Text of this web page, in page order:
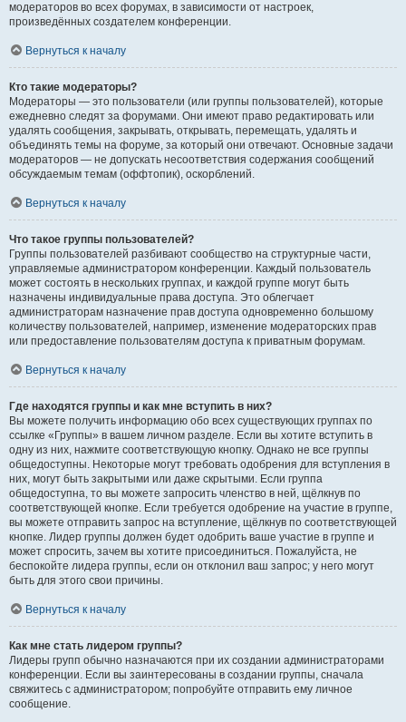
модераторов во всех форумах, в зависимости от настроек,
произведённых создателем конференции.
Вернуться к началу
Кто такие модераторы?
Модераторы — это пользователи (или группы пользователей), которые
ежедневно следят за форумами. Они имеют право редактировать или
удалять сообщения, закрывать, открывать, перемещать, удалять и
объединять темы на форуме, за который они отвечают. Основные задачи
модераторов — не допускать несоответствия содержания сообщений
обсуждаемым темам (оффтопик), оскорблений.
Вернуться к началу
Что такое группы пользователей?
Группы пользователей разбивают сообщество на структурные части,
управляемые администратором конференции. Каждый пользователь
может состоять в нескольких группах, и каждой группе могут быть
назначены индивидуальные права доступа. Это облегчает
администраторам назначение прав доступа одновременно большому
количеству пользователей, например, изменение модераторских прав
или предоставление пользователям доступа к приватным форумам.
Вернуться к началу
Где находятся группы и как мне вступить в них?
Вы можете получить информацию обо всех существующих группах по
ссылке «Группы» в вашем личном разделе. Если вы хотите вступить в
одну из них, нажмите соответствующую кнопку. Однако не все группы
общедоступны. Некоторые могут требовать одобрения для вступления в
них, могут быть закрытыми или даже скрытыми. Если группа
общедоступна, то вы можете запросить членство в ней, щёлкнув по
соответствующей кнопке. Если требуется одобрение на участие в группе,
вы можете отправить запрос на вступление, щёлкнув по соответствующей
кнопке. Лидер группы должен будет одобрить ваше участие в группе и
может спросить, зачем вы хотите присоединиться. Пожалуйста, не
беспокойте лидера группы, если он отклонил ваш запрос; у него могут
быть для этого свои причины.
Вернуться к началу
Как мне стать лидером группы?
Лидеры групп обычно назначаются при их создании администраторами
конференции. Если вы заинтересованы в создании группы, сначала
свяжитесь с администратором; попробуйте отправить ему личное
сообщение.